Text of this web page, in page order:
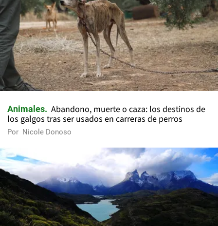
Animales
Abandono, muerte o caza: los destinos de
los galgos tras ser usados en carreras de perros
Por Nicole Donoso